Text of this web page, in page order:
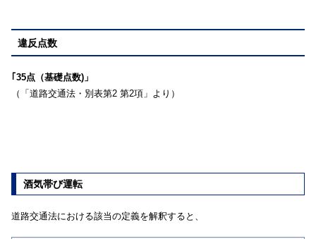
違反点数
｢35点（基礎点数)」
（「道路交通法・別表第2 第2項」より）
酒気帯び運転
道路交通法における該当の定義を解釈すると、